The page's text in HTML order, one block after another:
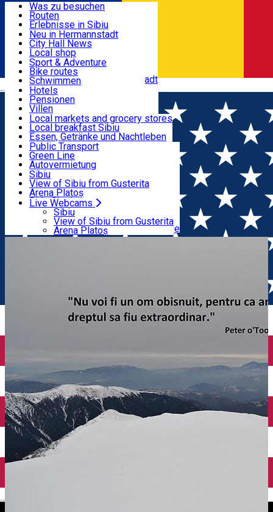
Română
Nützliche informationen
Aktivitäten & Abenteuer
Unterkunft
Essen, Getränke & Nachtleben
Transport & Parken
Live Webcams
Was zu besuchen
Routen
Erlebnisse in Sibiu
Podcast
Kultur
Museen
Kirchen
Parks, Zoo
Im Umkreis von Hermannstadt
Neu in Hermannstadt
City Hall News
Local shop
Sibiu Handwerker
Sibiul Verde
Public services
Bildung
Wie komme ich nach Sibiu?
Touristeninfo
Reiseführer
Guided tours
Local publication
Schönheitssalon
Sport & Adventure
Bike routes
Schwimmen
Reiten
Fitnessstudio
Loc de joacă indoor
Loc de joacă outdoor
Ski
Eislaufen
Yoga
Hotels
Pensionen
Villen
Hostels
Motels
Camping
Zimmer zu vermieten
Wohnungen
Unterkunft außerhalb von Sibiu
Local markets and grocery stores
Local breakfast Sibiu
Essen, Getränke und Nachtleben
Pizza
Fast Food
Kaffeestube
Konditorei
Pub, Bar
Nachtclubs
Bäckerei
Public Transport
Green Line
Autovermietung
Fahrad verleih
Scooter rentals
Taxi
Ride Sharing
Park-Tickets
Parkplätze
Ladestationen für Elektrofahrzeuge
Sibiu
View of Sibiu from Gusterita
Arena Platoș
Live Webcams
Sibiu
View of Sibiu from Gusterita
Arena Platoș
Home Organization
Asociaţia Măgura "Club de Turism
Alpin Măgura Cisnădie"